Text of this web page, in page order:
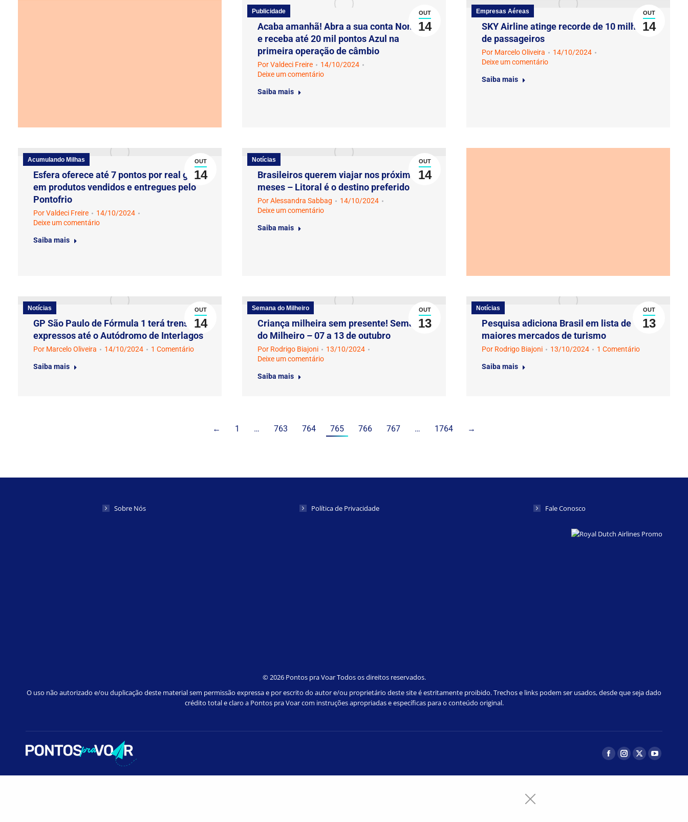
OUT
14
Publicidade
Acaba amanhã! Abra a sua conta Nomad
e receba até 20 mil pontos Azul na
primeira operação de câmbio
PorValdeci Freire
14/10/2024
Deixe um comentário
Saiba mais
OUT
14
Empresas Aéreas
SKY Airline atinge recorde de 10 milhões
de passageiros
Por Marcelo Oliveira
14/10/2024
Deixe um comentário
Saiba mais
OUT
14
Acumulando Milhas
Esfera oferece até 7 pontos por real gasto
em produtos vendidos e entregues pelo
Pontofrio
PorValdeci Freire
14/10/2024
Deixe um comentário
Saiba mais
OUT
14
Notícias
Brasileiros querem viajar nos próximos
meses – Litoral é o destino preferido
PorAlessandra Sabbag
14/10/2024
Deixe um comentário
Saiba mais
OUT
14
Notícias
GP São Paulo de Fórmula 1 terá trens
expressos até o Autódromo de Interlagos
Por Marcelo Oliveira 14/10/2024 1 Comentário
Saiba mais
OUT
13
Semana do Milheiro
Criança milheira sem presente! Semana
do Milheiro – 07 a 13 de outubro
Por Rodrigo Biajoni
13/10/2024
Deixe um comentário
Saiba mais
OUT
13
Notícias
Pesquisa adiciona Brasil em lista de
maiores mercados de turismo
Por Rodrigo Biajoni 13/10/2024 1 Comentário
Saiba mais
← 1 … 763 764 765 766 767 … 1764 →
Sobre Nós Política de Privacidade Fale Conosco
©2026 Pontos pra Voar Todos os direitos reservados.
O uso não autorizado e/ou duplicação deste material sem permissão expressa e por escrito do autor e/ou proprietário deste site é estritamente proibido. Trechos e links podem ser usados, desde que seja dado
crédito total e claro a Pontos pra Voar com instruções apropriadas e específicas para o conteúdo original.
FacebookInstagram
TwitterYouTube